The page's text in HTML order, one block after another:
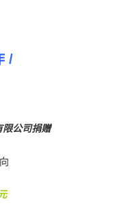
/
限公司捐赠